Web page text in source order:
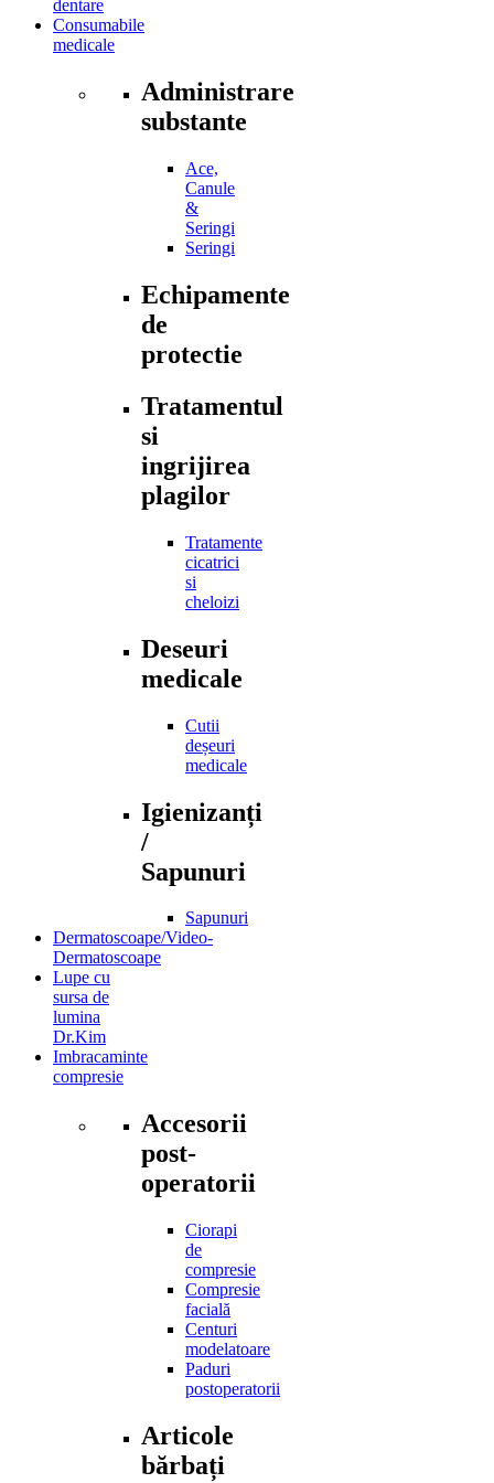
dentare
Consumabile
medicale
Administrare
substante
Ace,
Canule
&
Seringi
Seringi
Echipamente
de
protectie
Tratamentul
si
ingrijirea
plagilor
Tratamente
cicatrici
si
cheloizi
Deseuri
medicale
Cutii
deșeuri
medicale
Igienizanți
/
Sapunuri
Sapunuri
Dermatoscoape/Video-
Dermatoscoape
Lupe cu
sursa de
lumina
Dr.Kim
Imbracaminte
compresie
Accesorii
post-
operatorii
Ciorapi
de
compresie
Compresie
facială
Centuri
modelatoare
Paduri
postoperatorii
Articole
bărbați